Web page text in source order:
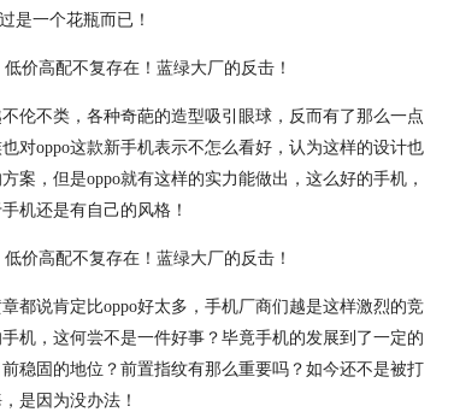
是一个花瓶而已！
伦不类，各种奇葩的造型吸引眼球，反而有了那么一点
对oppo这款新手机表示不怎么看好，认为这样的设计也
案，但是oppo就有这样的实力能做出，这么好的手机，
机还是有自己的风格！
都说肯定比oppo好太多，手机厂商们越是这样激烈的竞
机，这何尝不是一件好事？毕竟手机的发展到了一定的
稳固的地位？前置指纹有那么重要吗？如今还不是被打
是因为没办法！